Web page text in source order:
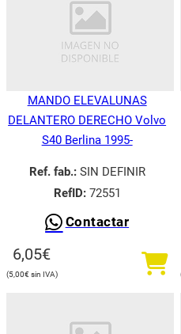
MANDO ELEVALUNAS
DELANTERO DERECHO Volvo
S40 Berlina 1995-
Ref. fab.:SIN DEFINIR
RefID:72551
Contactar
6,05€
5,00€